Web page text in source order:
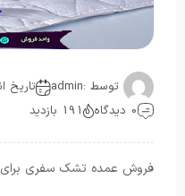
توسط :admin
تاریخ
0 دیدگاه
191 بازدید
فروش عمده تشک سفری برای